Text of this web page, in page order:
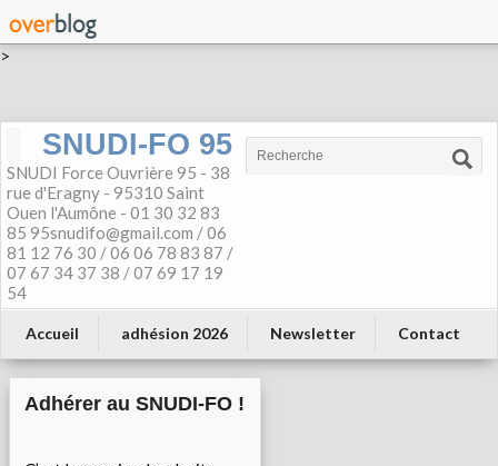
>
SNUDI-FO 95
SNUDI Force Ouvrière 95 - 38
rue d'Eragny - 95310 Saint
Ouen l'Aumône - 01 30 32 83
85 95snudifo@gmail.com / 06
81 12 76 30 / 06 06 78 83 87 /
07 67 34 37 38 / 07 69 17 19
54
Accueil adhésion 2026 Newsletter Contact
Adhérer au SNUDI-FO !